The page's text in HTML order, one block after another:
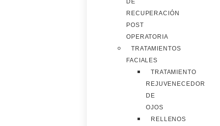
DE
RECUPERACIÓN
POST
OPERATORIA
TRATAMIENTOS
FACIALES
TRATAMIENTO
REJUVENECEDOR
DE
OJOS
RELLENOS